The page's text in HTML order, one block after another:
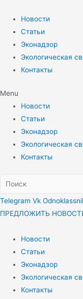
содержимому
Новости
Статьи
Эконадзор
Экологическая
Контакты
Menu
Новости
Статьи
Эконадзор
Экологическая
Контакты
Telegram Vk
ПРЕДЛОЖИТЬ
Новости
Статьи
Эконадзор
Экологическая
Контакты